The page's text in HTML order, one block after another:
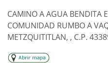
CAMINO A AGUA BENDITA
COMUNIDAD RUMBO A
METZQUITITLAN, , C.P.